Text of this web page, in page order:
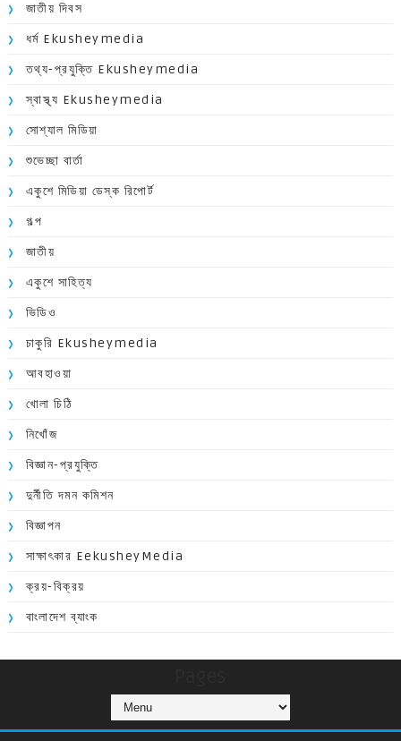
জাতীয় দিবস
ধর্ম Ekusheymedia
তথ্য-প্রযুক্তি Ekusheymedia
স্বাস্থ্য Ekusheymedia
সোশ্যাল মিডিয়া
শুভেচ্ছা বার্তা
একুশে মিডিয়া ডেস্ক রিপোর্ট
গল্প
জাতীয়
একুশে সাহিত্য
ভিডিও
চাকুরি Ekusheymedia
আবহাওয়া
খোলা চিঠি
নিখোঁজ
বিজ্ঞান-প্রযুক্তি
দুর্নীতি দমন কমিশন
বিজ্ঞাপন
সাক্ষাৎকার EekusheyMedia
ক্রয়-বিক্রয়
বাংলাদেশ ব্যাংক